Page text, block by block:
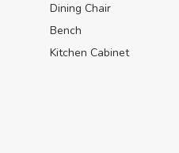
Dining Chair
Bench
Kitchen Cabinet